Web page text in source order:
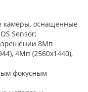
камеры, оснащенные
Sensor;
8Mп
4Mп (2560х1440),
фокусным